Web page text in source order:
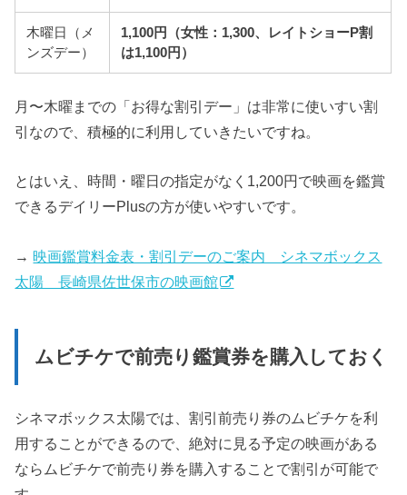
木曜日（メ
ンズデー）
1,100円（女性：1,300、レイトショーP割
は1,100円）
月〜木曜までの「お得な割引デー」は非常に使いすい割
引なので、積極的に利用していきたいですね。
とはいえ、時間・曜日の指定がなく1,200円で映画を鑑賞
できるデイリーPlusの方が使いやすいです。
→映画鑑賞料金表・割引デーのご案内 シネマボックス
太陽 長崎県佐世保市の映画館
ムビチケで前売り鑑賞券を購入しておく
シネマボックス太陽では、割引前売り券のムビチケを利
用することができるので、絶対に見る予定の映画がある
ならムビチケで前売り券を購入することで割引が可能で